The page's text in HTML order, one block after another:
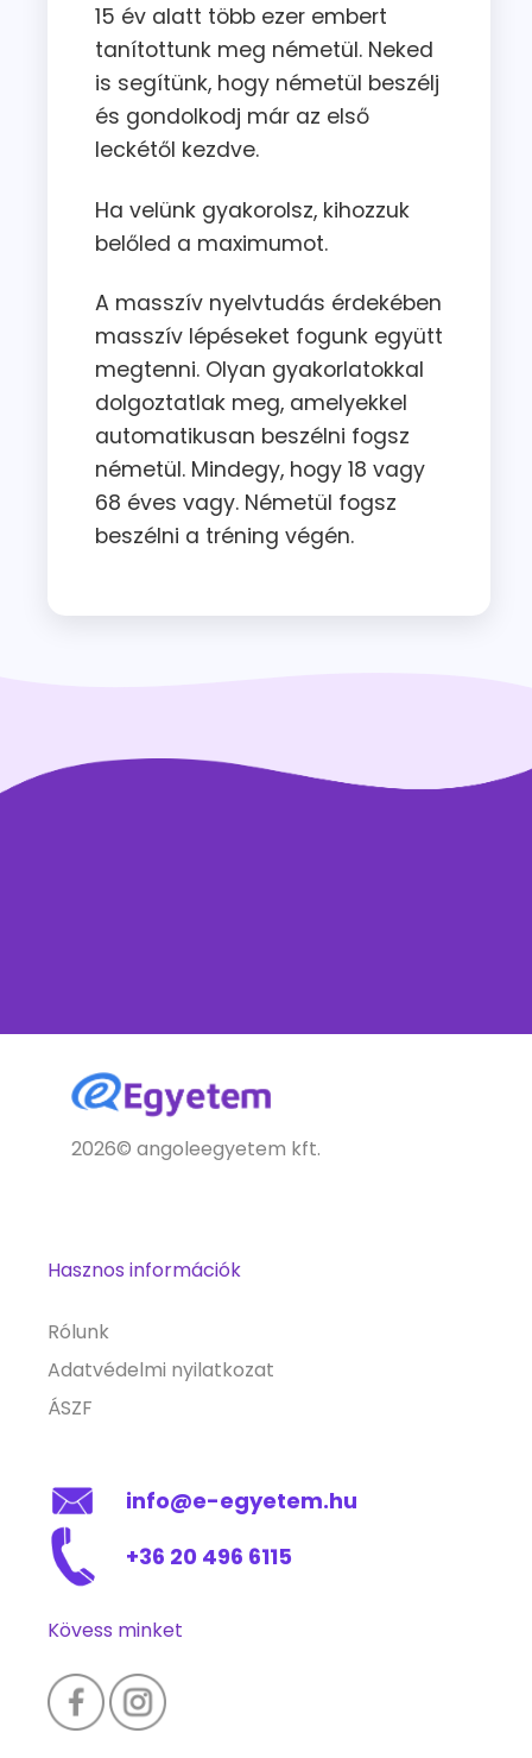
15 év alatt több ezer embert
tanítottunk meg németül. Neked
is segítünk, hogy németül beszélj
és gondolkodj már az első
leckétől kezdve.
Ha velünk gyakorolsz, kihozzuk
belőled a maximumot.
A masszív nyelvtudás érdekében
masszív lépéseket fogunk együtt
megtenni. Olyan gyakorlatokkal
dolgoztatlak meg, amelyekkel
automatikusan beszélni fogsz
németül. Mindegy, hogy 18 vagy
68 éves vagy. Németül fogsz
beszélni a tréning végén.
2026© angoleegyetem kft.
Hasznos információk
Rólunk
Adatvédelmi nyilatkozat
ÁSZF
info@e-egyetem.hu
+36 20 496 6115
Kövess minket